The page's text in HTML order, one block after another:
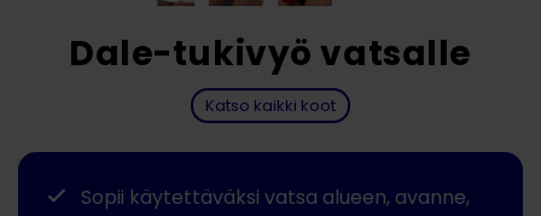
Dale-tukivyö vatsalle
Katso kaikki koot
Sopii käytettäväksi vatsa alueen, avanne,